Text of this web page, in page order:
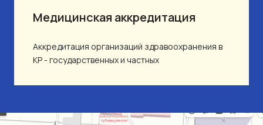
Медицинская аккредитация
Аккредитация организаций здравоохранения в
КР - государственных и частных